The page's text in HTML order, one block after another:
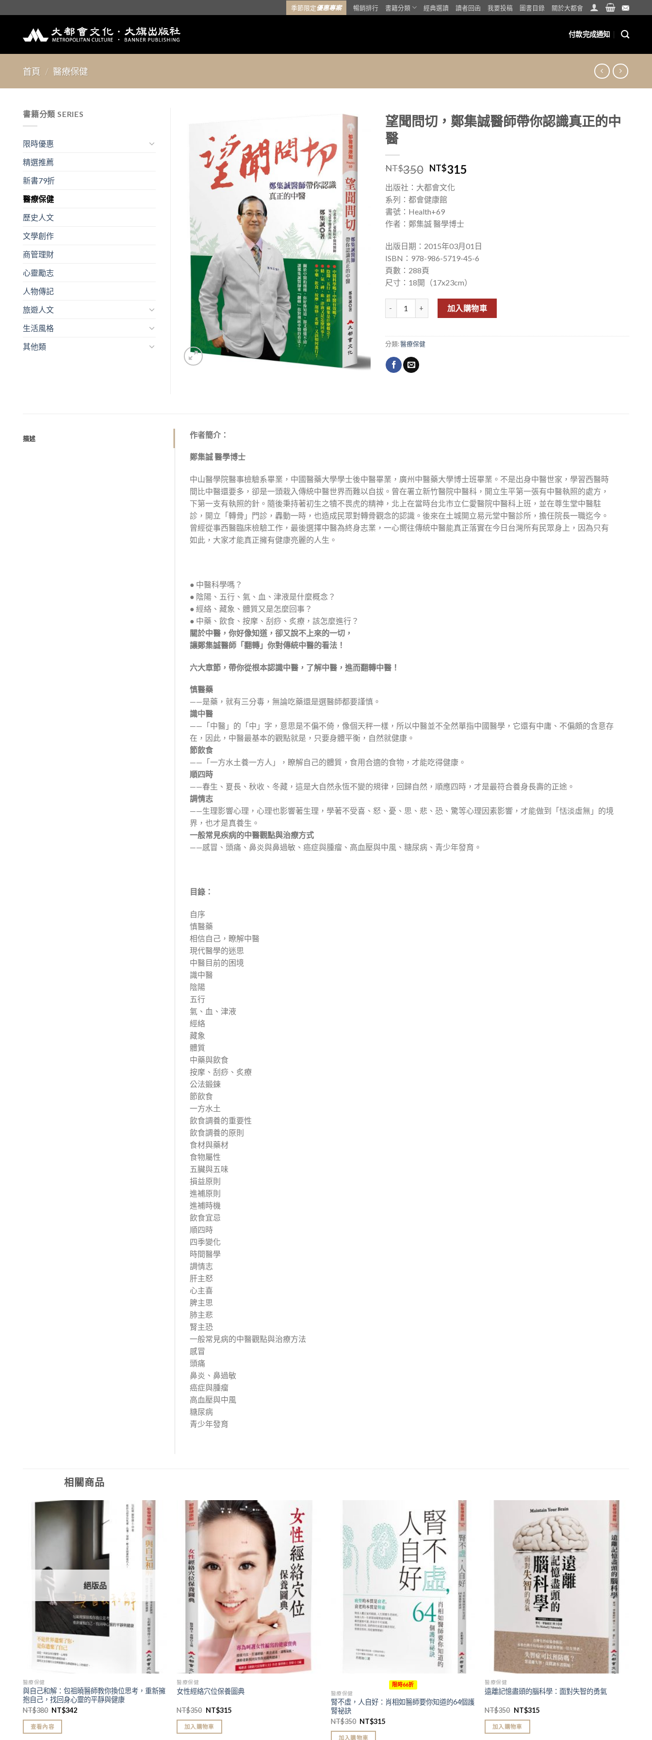
to
季節限定優惠專案 暢銷排行 書籍分類 經典選讀 讀者回函 我要投稿 圖書目錄 關於大都會
付款完成通知
首頁 / 醫療保健
加入
「願
望清
單」
望聞問切，鄭集誠醫師帶你認識真正的中
醫
NT$350 NT$315
出版社：大都會文化
系列：都會健康館
書號：Health+69
作者：鄭集誠 醫學博士
出版日期：2015年03月01日
ISBN：978-986-5719-45-6
頁數：288頁
尺寸：18開（17x23cm）
望聞問切，鄭集誠醫師帶你認識真正的中醫 數量
加入購物車
分類:醫療保健
書籍分類 SERIES
限時優惠
精選推薦
新書79折
醫療保健
歷史人文
文學創作
商管理財
心靈勵志
人物傳記
旅遊人文
生活風格
其他類
描述 作者簡介：
鄭集誠 醫學博士
中山醫學院醫事檢驗系畢業，中國醫藥大學學士後中醫畢業，廣州中醫藥大學博士班畢業。不是出身中醫世家，學習西醫時
間比中醫還要多，卻是一頭栽入傳統中醫世界而難以自拔。曾在署立新竹醫院中醫科，開立生平第一張有中醫執照的處方，
下第一支有執照的針。隨後秉持著初生之犢不畏虎的精神，北上在當時台北市立仁愛醫院中醫科上班，並在尊生堂中醫駐
診，開立「轉骨」門診，轟動一時，也造成民眾對轉骨觀念的認識。後來在土城開立易元堂中醫診所，擔任院長一職迄今。
曾經從事西醫臨床檢驗工作，最後選擇中醫為終身志業，一心嚮往傳統中醫能真正落實在今日台灣所有民眾身上，因為只有
如此，大家才能真正擁有健康亮麗的人生。
● 中醫科學嗎？
● 陰陽、五行、氣、血、津液是什麼概念？
● 經絡、藏象、體質又是怎麼回事？
● 中藥、飲食、按摩、刮痧、炙療，該怎麼進行？
關於中醫，你好像知道，卻又說不上來的一切，
讓鄭集誠醫師「翻轉」你對傳統中醫的看法！
六大章節，帶你從根本認識中醫，了解中醫，進而翻轉中醫！
慎醫藥
——是藥，就有三分毒，無論吃藥還是選醫師都要謹慎。
識中醫
——「中醫」的「中」字，意思是不偏不倚，像個天秤一樣，所以中醫並不全然單指中國醫學，它還有中庸、不偏頗的含意存
在，因此，中醫最基本的觀點就是，只要身體平衡，自然就健康。
節飲食
——「一方水土養一方人」，瞭解自己的體質，食用合適的食物，才能吃得健康。
順四時
——春生、夏長、秋收、冬藏，這是大自然永恆不變的規律，回歸自然，順應四時，才是最符合養身長壽的正途。
調情志
——生理影響心理，心理也影響著生理，學著不受喜、怒、憂、思、悲、恐、驚等心理因素影響，才能做到「恬淡虛無」的境
界，也才是真養生。
一般常見疾病的中醫觀點與治療方式
——感冒、頭痛、鼻炎與鼻過敏、癌症與腫瘤、高血壓與中風、糖尿病、青少年發育。
目錄：
自序
慎醫藥
相信自己，瞭解中醫
現代醫學的迷思
中醫目前的困境
識中醫
陰陽
五行
氣、血、津液
經絡
藏象
體質
中藥與飲食
按摩、刮痧、炙療
公法鍛鍊
節飲食
一方水土
飲食調養的重要性
飲食調養的原則
食材與藥材
食物屬性
五臟與五味
損益原則
進補原則
進補時機
飲食宜忌
順四時
四季變化
時間醫學
調情志
肝主怒
心主喜
脾主思
肺主悲
腎主恐
一般常見病的中醫觀點與治療方法
感冒
頭痛
鼻炎、鼻過敏
癌症與腫瘤
高血壓與中風
糖尿病
青少年發育
相關商品
加入
「願
望清
單」
絕版品
醫療保健
與自己和解：包祖曉醫師教你換位思考，重新擁
抱自己，找回身心靈的平靜與健康
NT$380 NT$342
查看內容
「願
望清
單」
醫療保健
女性經絡穴位保養圖典
NT$350 NT$315
加入購物車
加入
「願
望清
單」
限時66折
醫療保健
腎不虛，人自好：肖相如醫師要你知道的64個護
腎祕訣
NT$350 NT$315
加入購物車
加入
「願
望清
單」
醫療保健
遠離記憶盡頭的腦科學：面對失智的勇氣
NT$350 NT$315
加入購物車